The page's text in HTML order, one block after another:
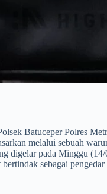
Batuceper Polres
melalui sebuah
digelar pada Minggu
sebagai